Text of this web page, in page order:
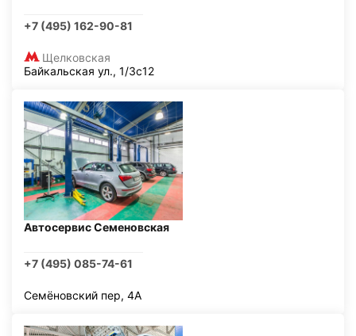
+7 (495) 162-90-81
Щелковская
Байкальская ул., 1/3с12
Автосервис Семеновская
+7 (495) 085-74-61
Семёновский пер, 4А